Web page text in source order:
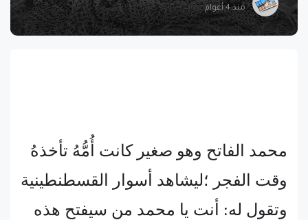
منذ 4 أعوام
محمد الفاتح وهو صغير كانت أُمُّهُ تأخذهُ
وقت الفجر ؛ليشاهد أسوار القسطنطينية
وتقول له: أنت يا محمد من سيفتح هذه